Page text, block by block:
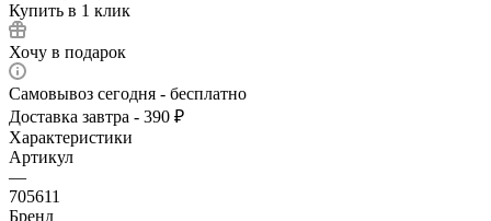
Купить в 1 клик
Хочу в подарок
Самовывоз сегодня - бесплатно
Доставка завтра - 390 ₽
Характеристики
Артикул
—
705611
Бренд